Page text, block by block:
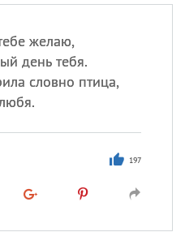
желаю,
день тебя.
словно птица,
197